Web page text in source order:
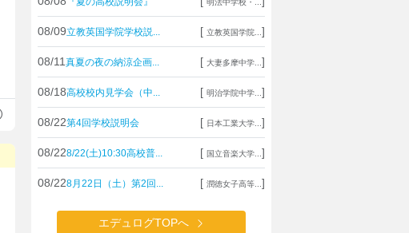
明法中学校・...
08/09立教英国学院学校説... [ 立教英国学院... ]
08/11 真夏の夜の納涼企画... [ 大妻多摩中学... ]
08/18高校校内見学会（中... [ 明治学院中学... ]
08/22第4回学校説明会 [ 日本工業大学... ]
08/228/22(土)10:30高校普... [ 国立音楽大学... ]
08/228月22日（土）第2回... [ 潤徳女子高等... ]
エデュログTOPへ